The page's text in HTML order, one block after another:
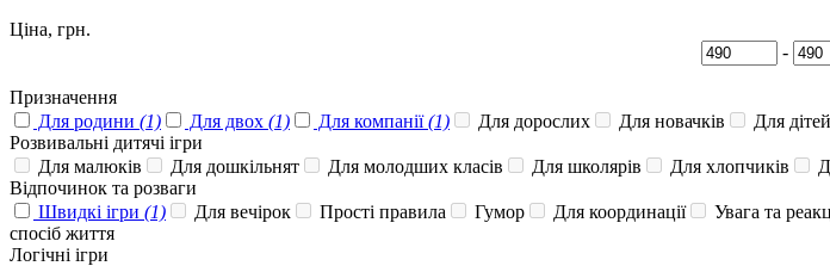
Ціна, грн.
-
Призначення
Для родини (1) Для двох (1) Для компанії(1) Для дорослих Для новачків Для дітей
Розвивальні дитячі ігри
Для малюків
Для дошкільнят Для молодших класів Для школярів Для хлопчиків
Відпочинок та розваги
Швидкі ігри (1) Для вечірок Прості правила Гумор Для координації Увага та
спосіб життя
Логічні ігри